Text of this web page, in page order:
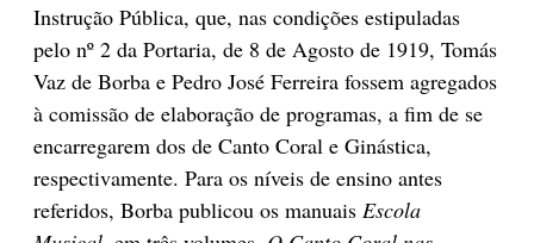
Instrução Pública, que, nas condições estipuladas
pelo nº 2 da Portaria, de 8 de Agosto de 1919, Tomás
Vaz de Borba e Pedro José Ferreira fossem agregados
à comissão de elaboração de programas, a fim de se
encarregarem dos de Canto Coral e Ginástica,
respectivamente. Para os níveis de ensino antes
referidos, Borba publicou os manuais Escola